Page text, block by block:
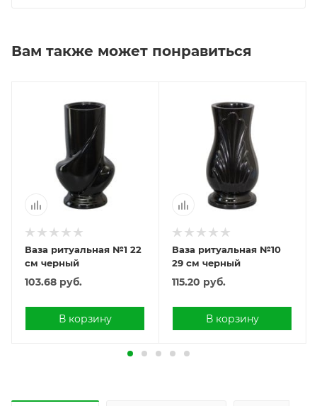
Вам также может понравиться
Ваза ритуальная №1 22
см черный
103.68 руб.
В корзину
Ваза ритуальная №10
29 см черный
115.20 руб.
В корзину